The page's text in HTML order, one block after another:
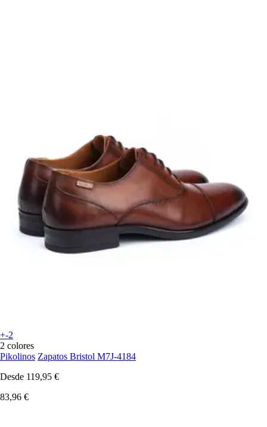
+-2
2 colores
Pikolinos Zapatos Bristol M7J-4184
Desde 119,95 €
83,96 €